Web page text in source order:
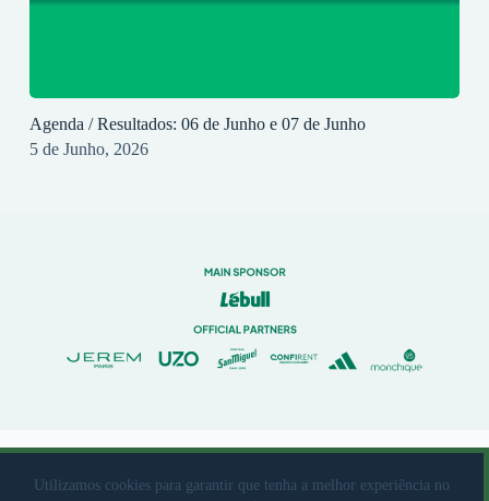
Utilizamos cookies para garantir que tenha a melhor experiência no
Agenda / Resultados: 06 de Junho e 07 de Junho
5 de Junho, 2026
© 2023 Rio Ave Futebol Clube Desenvolvido porbrandit